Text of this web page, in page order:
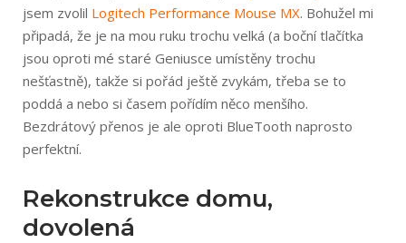
jsem zvolil Logitech Performance Mouse MX. Bohužel mi
připadá, že je na mou ruku trochu velká (a boční tlačítka
jsou oproti mé staré Geniusce umístěny trochu
nešťastně), takže si pořád ještě zvykám, třeba se to
poddá a nebo si časem pořídím něco menšího.
Bezdrátový přenos je ale oproti BlueTooth naprosto
perfektní.
Rekonstrukce domu,
dovolená